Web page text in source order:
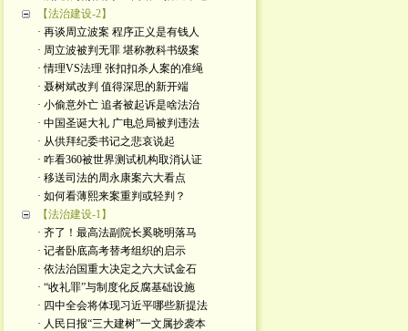
【法治建设-2】
· 再谈周立波案 程序正义是有钱人
· 周立波被判无罪 堪称教科书级案
· 情理VS法理 张扣扣杀人案的准绳
· 聂树斌改判 值得深思的新开端
· 小偷意外亡 追者被起诉是啥法治
· 中国圣诞大礼 广电总局被判违法
· 从供拜纪委书记之悲哀说起
· 咋看360被世界测试机构取消认证
· 移送司法的周永康案六大看点
· 如何看薄熙来案重判或轻判？
【法治建设-1】
· 齐了！最高法副院长奚晓明落马
· 记者卧底高考替考组织的启示
· 依法治国重大决定之六大试金石
· “收礼罪”与制度化反腐基础设施
· 四中全会将体现习近平哪些新提法
· 人民日报“三大建树”一文属抄袭本